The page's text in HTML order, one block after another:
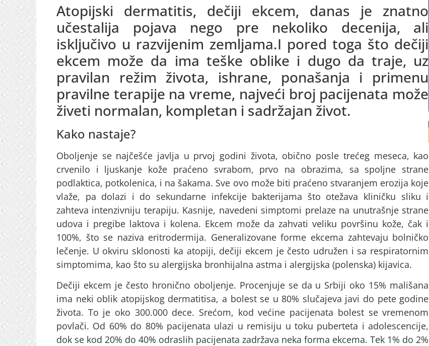
Atopijski dermatitis, dečiji ekcem, danas je znatno
učestalija pojava nego pre nekoliko decenija, ali
isključivo u razvijenim zemljama.I pored toga što dečiji
ekcem može da ima teške oblike i dugo da traje, uz
pravilan režim života, ishrane, ponašanja i primenu
pravilne terapije na vreme, najveći broj pacijenata može
živeti normalan, kompletan i sadržajan život.
Kako nastaje?
Oboljenje se najčešće javlja u prvoj godini života, obično posle trećeg meseca, kao
crvenilo i ljuskanje kože praćeno svrabom, prvo na obrazima, sa spoljne strane
podlaktica, potkolenica, i na šakama. Sve ovo može biti praćeno stvaranjem erozija koje
vlaže, pa dolazi i do sekundarne infekcije bakterijama što otežava kliničku sliku i
zahteva intenzivniju terapiju. Kasnije, navedeni simptomi prelaze na unutrašnje strane
udova i pregibe laktova i kolena. Ekcem može da zahvati veliku površinu kože, čak i
100%, što se naziva eritrodermija. Generalizovane forme ekcema zahtevaju bolničko
lečenje. U okviru sklonosti ka atopiji, dečiji ekcem je često udružen i sa respiratornim
simptomima, kao što su alergijska bronhijalna astma i alergijska (polenska) kijavica.
Dečiji ekcem je često hronično oboljenje. Procenjuje se da u Srbiji oko 15% mališana
ima neki oblik atopijskog dermatitisa, a bolest se u 80% slučajeva javi do pete godine
života. To je oko 300.000 dece. Srećom, kod većine pacijenata bolest se vremenom
povlači. Od 60% do 80% pacijenata ulazi u remisiju u toku puberteta i adolescencije,
dok se kod 20% do 40% odraslih pacijenata zadržava neka forma ekcema. Tek 1% do 2%